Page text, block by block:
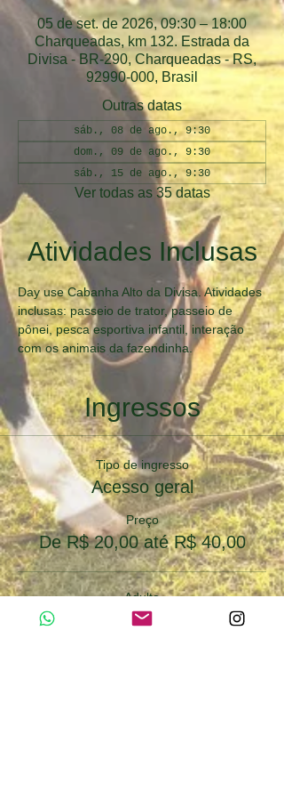
05 de set. de 2026, 09:30 – 18:00
Charqueadas, km 132. Estrada da
Divisa - BR-290, Charqueadas - RS,
92990-000, Brasil
Outras datas
sáb., 08 de ago., 9:30
dom., 09 de ago., 9:30
sáb., 15 de ago., 9:30
Ver todas as 35 datas
Atividades Inclusas
Day use Cabanha Alto da Divisa. Atividades
inclusas: passeio de trator, passeio de
pônei, pesca esportiva infantil, interação
com os animais da fazendinha.
Ingressos
Tipo de ingresso
Acesso geral
Preço
De R$ 20,00 até R$ 40,00
Adulto
R$ 40,00